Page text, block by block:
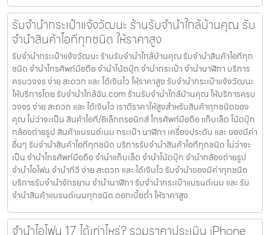
รับจำนำกระเป๋าแจ้งวัฒนะ ร้านรับจำนำใกล้บ้านคุณ รับ
จำนำสินค้าไอทีทุกชนิด ให้ราคาสูง
รับจำนำกระเป๋าแจ้งวัฒนะ ร้านรับจำนำใกล้บ้านคุณ รับจำนำสินค้าไอทีทุก
ชนิด จำนำโทรศัพท์มือถือ จำนำโน้ตบุ๊ก จำนำกระเป๋า จำนำนาฬิกา บริการ
ครบวงจร ง่าย สะดวก และ ได้เงินไว ให้ราคาสูง รับจำนำกระเป๋าแจ้งวัฒนะ
ให้บริการโดย รับจํานําใกล้ฉัน.com ร้านรับจำนำใกล้บ้านคุณ ให้บริการครบ
วงจร ง่าย สะดวก และ ได้เงินไว เราตีราคาให้สูงสำหรับสินค้าทุกชนิดของ
คุณ ไม่ว่าจะเป็น สินค้าไอที/อิเล็กทรอนิกส์ โทรศัพท์มือถือ แท็บเล็ต โน้ตบุ๊ก
กล้องถ่ายรูป สินค้าแบรนด์เนม กระเป๋า นาฬิกา เครื่องประดับ และ ของมีค่า
อื่นๆ รับจำนำสินค้าไอทีทุกชนิด บริการรับจำนำสินค้าไอทีทุกชนิด ไม่ว่าจะ
เป็น จำนำโทรศัพท์มือถือ จำนำแท็บเล็ต จำนำโน้ตบุ๊ก จำนำกล้องถ่ายรูป
จำนำไอโฟน จำนำทีวี ง่าย สะดวก และ ได้เงินไว รับจำนำของมีค่าทุกชนิด
บริการรับจำนำจักรยาน จำนำนาฬิกา รับจำนำกระเป๋าแบรนด์เนม และ รับ
จำนำสินค้าแบรนด์เนมทุกชนิด ดอกเบี้ยต่ำ ให้ราคาสูง
จำนำไอโฟน 17 ได้เท่าไหร่? รวมราคาประเมิน iPhone